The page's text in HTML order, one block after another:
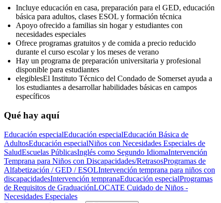
Incluye educación en casa, preparación para el GED, educación
básica para adultos, clases ESOL y formación técnica
Apoyo ofrecido a familias sin hogar y estudiantes con
necesidades especiales
Ofrece programas gratuitos y de comida a precio reducido
durante el curso escolar y los meses de verano
Hay un programa de preparación universitaria y profesional
disponible para estudiantes
elegiblesEl Instituto Técnico del Condado de Somerset ayuda a
los estudiantes a desarrollar habilidades básicas en campos
específicos
Qué hay aquí
Educación especialEducación especialEducación Básica de
AdultosEducación especialNiños con Necesidades Especiales de
SaludEscuelas PúblicasInglés como Segundo IdiomaIntervención
Temprana para Niños con Discapacidades/RetrasosProgramas de
Alfabetización / GED / ESOLIntervención temprana para niños con
discapacidadesIntervención tempranaEducación especialProgramas
de Requisitos de GraduaciónLOCATE Cuidado de Niños -
Necesidades Especiales